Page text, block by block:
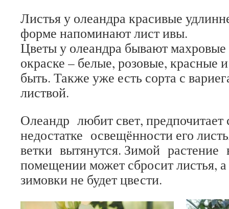
Листья у олеандра красивые
форме напоминают лист ивы.
Цветы у олеандра бывают
окраске – белые, розовые, красные
быть. Также уже есть сорта с
листвой.
Олеандр любит свет,
недостатке освещённости его
ветки вытянутся. Зимой растение
помещении может сбросит листья,
зимовки не будет цвести.